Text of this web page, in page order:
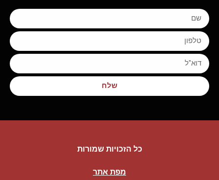
שלח
כל הזכויות שמורות
מפת אתר